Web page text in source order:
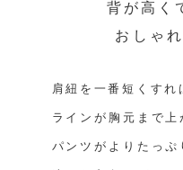
背が高く
おしゃ
肩紐を一番短くす
ラインが胸元まで
パンツがよりたっぷ